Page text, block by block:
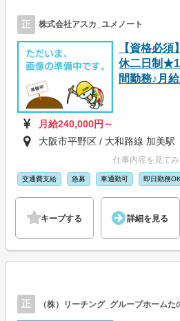
正 株式会社アスカ_ユメノート
【資格必
休二日制
間勤務♪月
月給240,000円～
大阪市平野区 / 大和路線 加美駅
仕事内容を見て
交通費支給 急募 車通勤可 即日勤務
キープする 詳細を見る
正 （株）リーチング_グループホームた